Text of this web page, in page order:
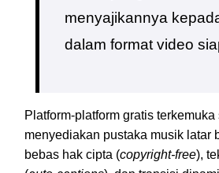
menyajikannya
dalam format video
Platform-platform gratis
menyediakan pustaka musik latar
bebas hak cipta (copyright-free),